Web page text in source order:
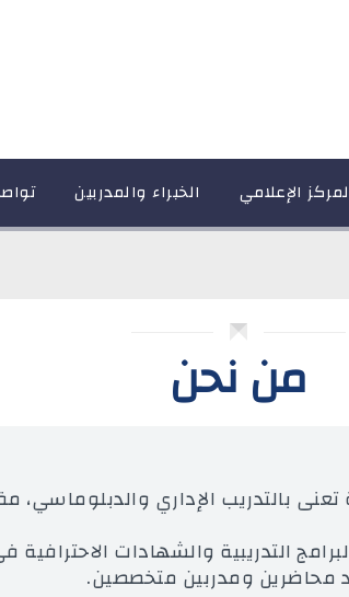
الإعلامي الخبراء والمدربين
من نحن
تعنى بالتدريب الإداري
التدريبية والشهادات
محاضرين ومدربين متخصصين.